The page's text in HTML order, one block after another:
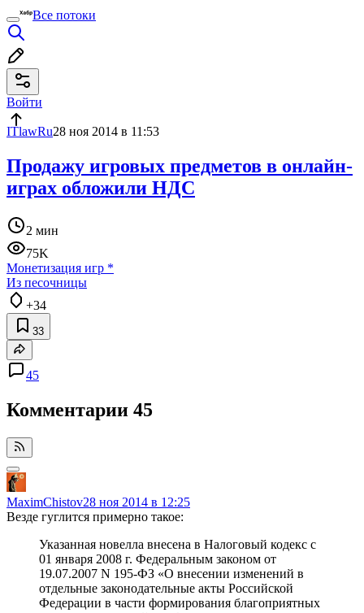
Все потоки
Войти
ITlawRu28 ноя 2014 в 11:53
Продажу игровых предметов в онлайн-
играх обложили НДС
2 мин
75K
Монетизация игр *
Из песочницы
+34
33
45
Комментарии 45
MaximChistov28 ноя 2014 в 12:25
Везде гуглится примерно такое:
Указанная новелла внесена в Налоговый кодекс с
01 января 2008 г. Федеральным законом от
19.07.2007 N 195-ФЗ «О внесении изменений в
отдельные законодательные акты Российской
Федерации в части формирования благоприятных